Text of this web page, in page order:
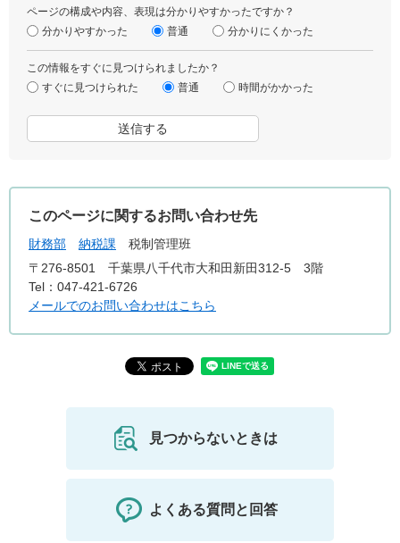
ページの構成や内容、表現は分かりやすかったですか？
分かりやすかった
普通 分かりにくかった
この情報をすぐに見つけられましたか？
すぐに見つけられた
普通 時間がかかった
このページに関するお問い合わせ先
財務部 納税課
税制管理班
〒276-8501
千葉県八千代市大和田新田312-5 3階
Tel：047-421-6726
メールでのお問い合わせはこちら
見つからないときは
よくある質問と回答